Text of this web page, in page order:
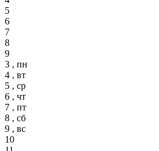
5
6
7
8
9
3 , пн
4 , вт
5 , ср
6 , чт
7 , пт
8 , сб
9 , вс
10